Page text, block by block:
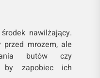
nawilżający.
mrozem, ale
butów czy
by zapobiec ich